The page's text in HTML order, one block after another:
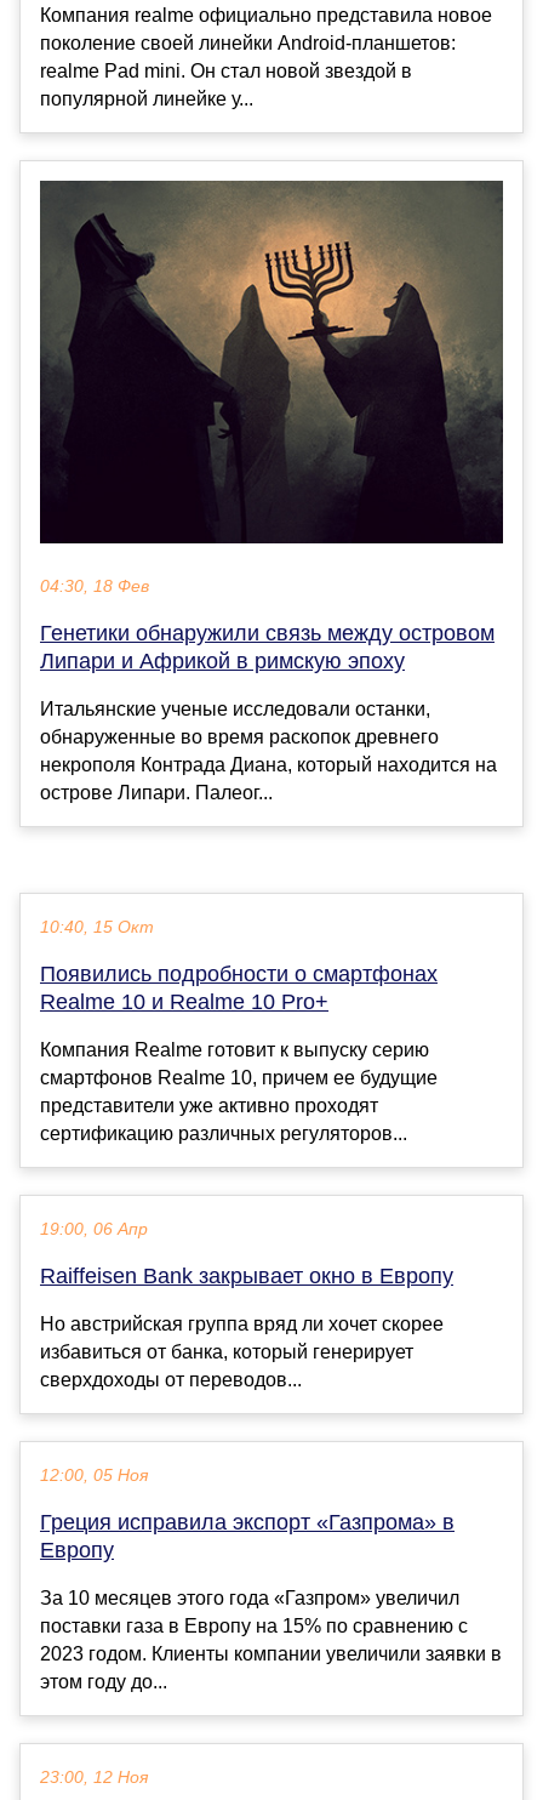
Компания realme официально представила новое
поколение своей линейки Android-планшетов:
realme Pad mini. Он стал новой звездой в
популярной линейке у...
04:30, 18 Фев
Генетики обнаружили связь между островом
Липари и Африкой в римскую эпоху
Итальянские ученые исследовали останки,
обнаруженные во время раскопок древнего
некрополя Контрада Диана, который находится на
острове Липари. Палеог...
10:40, 15 Окт
Появились подробности о смартфонах
Realme 10 и Realme 10 Pro+
Компания Realme готовит к выпуску серию
смартфонов Realme 10, причем ее будущие
представители уже активно проходят
сертификацию различных регуляторов...
19:00, 06 Апр
Raiffeisen Bank закрывает окно в Европу
Но австрийская группа вряд ли хочет скорее
избавиться от банка, который генерирует
сверхдоходы от переводов...
12:00, 05 Ноя
Греция исправила экспорт «Газпрома» в
Европу
За 10 месяцев этого года «Газпром» увеличил
поставки газа в Европу на 15% по сравнению с
2023 годом. Клиенты компании увеличили заявки в
этом году до...
23:00, 12 Ноя